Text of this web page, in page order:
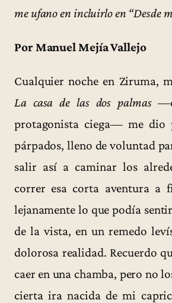
me ufano en incluirlo en “Desde
Por Manuel Mejía Vallejo
Cualquier noche en Ziruma,
La casa de las dos palmas
protagonista ciega— me dio
párpados, lleno de voluntad
salir así a caminar los
correr esa corta aventura a
lejanamente lo que podía
de la vista, en un remedo
dolorosa realidad. Recuerdo
caer en una chamba, pero no
cierta ira nacida de mi